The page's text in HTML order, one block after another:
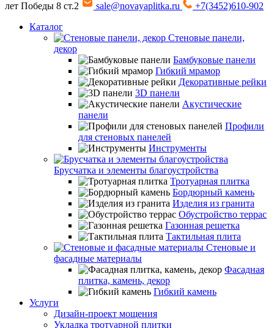
лет Победы 8 ст.2
sale@novayaplitka.ru
+7(3452)610-902
Каталог
Стеновые панели,
декор
Бамбуковые панели
Гибкий мрамор
Декоративные рейки
3D панели
Акустические
панели
Профили
для стеновых панелей
Инструменты
Брусчатка и элементы благоустройства
Тротуарная плитка
Бордюрный камень
Изделия из гранита
Обустройство террас
Газонная решетка
Тактильная плита
Стеновые и
фасадные материалы
Фасадная
плитка, камень, декор
Гибкий камень
Услуги
Дизайн-проект мощения
Укладка тротуарной плитки